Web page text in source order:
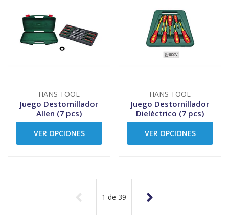
HANS TOOL
Juego Destornillador
Allen (7 pcs)
VER OPCIONES
HANS TOOL
Juego Destornillador
Dieléctrico (7 pcs)
VER OPCIONES
1 de 39